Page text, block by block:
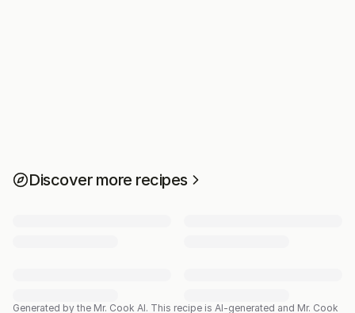
Discover more recipes
Generated by the Mr. Cook AI. This recipe is AI-generated and Mr. Cook